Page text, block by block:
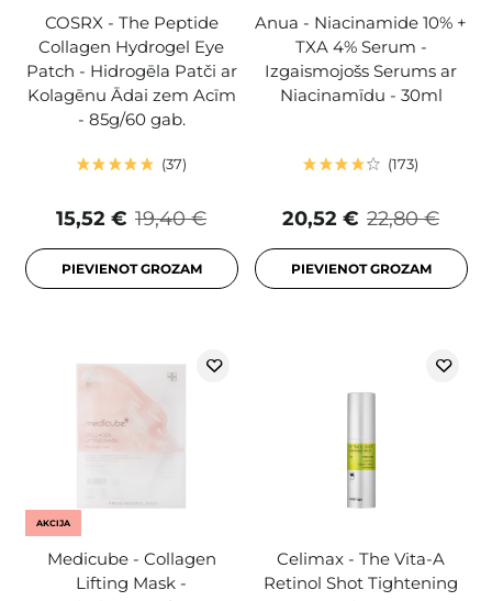
COSRX - The Peptide
Collagen Hydrogel Eye
Patch - Hidrogēla Patči ar
Kolagēnu Ādai zem Acīm
- 85g/60 gab.
37
19,40 €
15,52 €
PIEVIENOT GROZAM
Anua - Niacinamide 10% +
TXA 4% Serum -
Izgaismojošs Serums ar
Niacinamīdu - 30ml
173
22,80 €
20,52 €
PIEVIENOT GROZAM
AKCIJA
Medicube - Collagen
Lifting Mask -
Celimax - The Vita-A
Retinol Shot Tightening